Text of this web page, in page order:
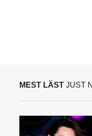
MEST LÄST JUST